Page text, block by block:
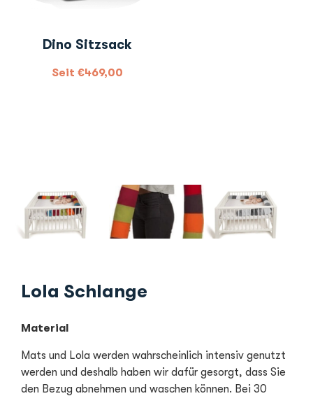
Dino Sitzsack
Seit €469,00
Lola Schlange
Material
Mats und Lola werden wahrscheinlich intensiv genutzt
werden und deshalb haben wir dafür gesorgt, dass Sie
den Bezug abnehmen und waschen können. Bei 30